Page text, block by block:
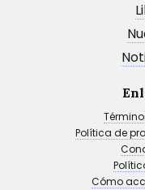
Política de
Cómo